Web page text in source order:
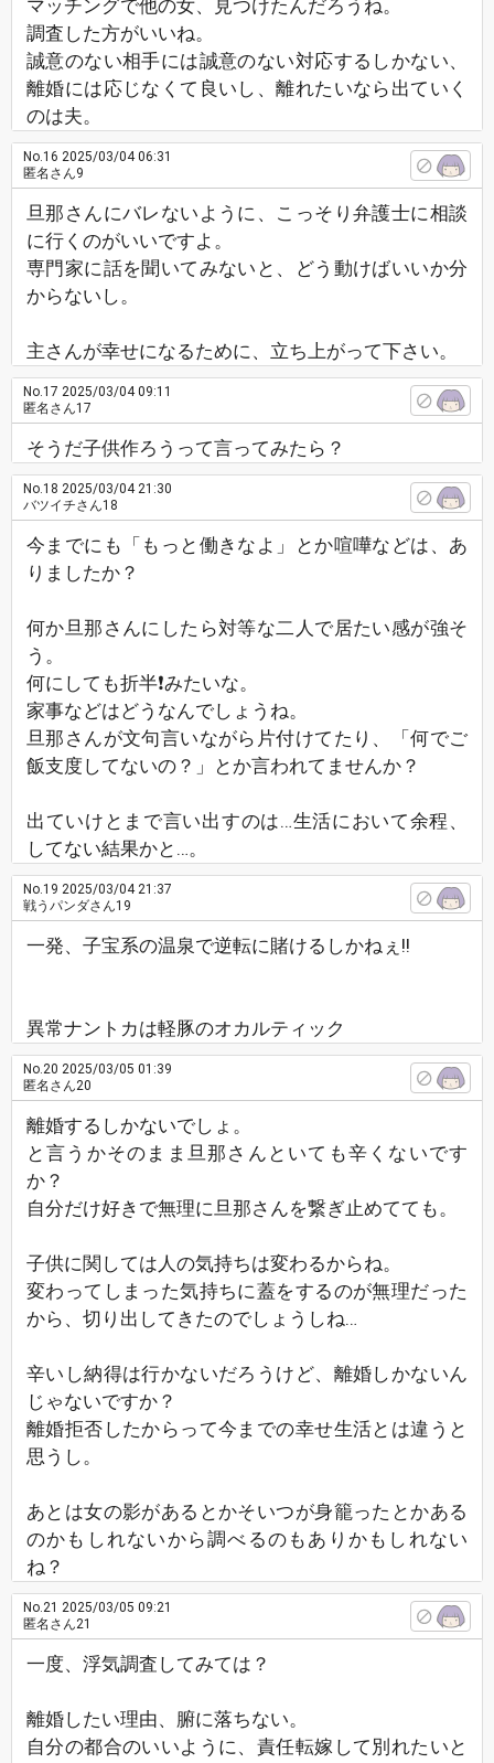
マッチングで他の女、見つけたんだろうね。
調査した方がいいね。
誠意のない相手には誠意のない対応するしかない、
離婚には応じなくて良いし、離れたいなら出ていく
のは夫。
No.16 2025/03/04 06:31
匿名さん9
旦那さんにバレないように、こっそり弁護士に相談
に行くのがいいですよ。
専門家に話を聞いてみないと、どう動けばいいか分
からないし。
主さんが幸せになるために、立ち上がって下さい。
No.17 2025/03/04 09:11
匿名さん17
そうだ子供作ろうって言ってみたら？
No.18 2025/03/04 21:30
バツイチさん18
今までにも「もっと働きなよ」とか喧嘩などは、あ
りましたか？
何か旦那さんにしたら対等な二人で居たい感が強そ
う。
何にしても折半❗みたいな。
家事などはどうなんでしょうね。
旦那さんが文句言いながら片付けてたり、「何でご
飯支度してないの？」とか言われてませんか？
出ていけとまで言い出すのは…生活において余程、
してない結果かと…。
No.19 2025/03/04 21:37
戦うパンダさん19
一発、子宝系の温泉で逆転に賭けるしかねぇ!!
異常ナントカは軽豚のオカルティック
No.20 2025/03/05 01:39
匿名さん20
離婚するしかないでしょ。
と言うかそのまま旦那さんといても辛くないです
か？
自分だけ好きで無理に旦那さんを繋ぎ止めてても。
子供に関しては人の気持ちは変わるからね。
変わってしまった気持ちに蓋をするのが無理だった
から、切り出してきたのでしょうしね…
辛いし納得は行かないだろうけど、離婚しかないん
じゃないですか？
離婚拒否したからって今までの幸せ生活とは違うと
思うし。
あとは女の影があるとかそいつが身籠ったとかある
のかもしれないから調べるのもありかもしれない
ね？
No.21 2025/03/05 09:21
匿名さん21
一度、浮気調査してみては？
離婚したい理由、腑に落ちない。
自分の都合のいいように、責任転嫁して別れたいと